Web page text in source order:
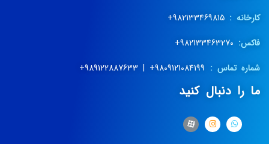
کارخانه : 982133469815+
فاکس:
شماره تماس :
ما را دنبال کنید